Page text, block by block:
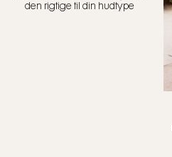
den rigtige til din hudtype